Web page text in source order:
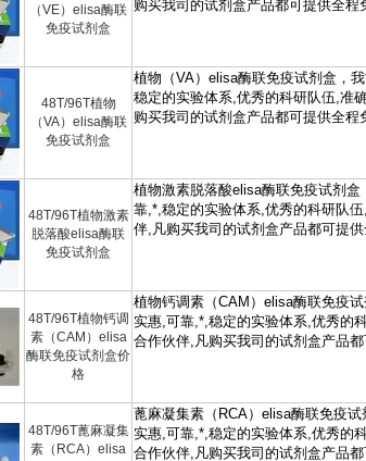
（VE）elisa酶联
免疫试剂盒
48T/96T植物
（VA）elisa酶联
免疫试剂盒
48T/96T植物激素
脱落酸elisa酶联
免疫试剂盒
48T/96T植物钙调
素（CAM）elisa
酶联免疫试剂盒价
格
48T/96T蓖麻凝集
素（RCA）elisa